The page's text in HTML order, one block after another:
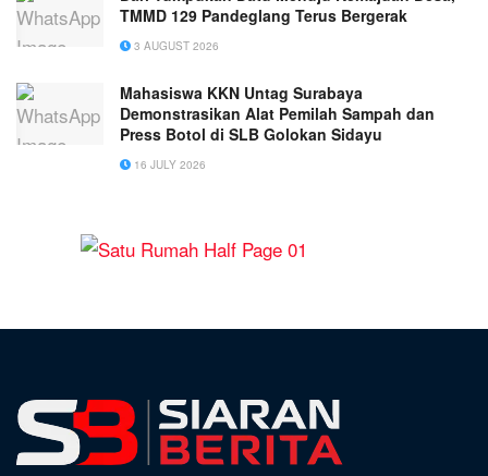
TMMD 129 Pandeglang Terus Bergerak
3 AUGUST 2026
Mahasiswa KKN Untag Surabaya
Demonstrasikan Alat Pemilah Sampah dan
Press Botol di SLB Golokan Sidayu
16 JULY 2026